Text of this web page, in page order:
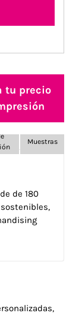
tu precio
Muestras
de 180
,